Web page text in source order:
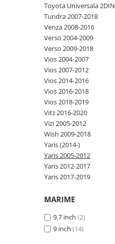
Toyota Universala 2DIN
Tundra 2007-2018
Venza 2008-2016
Verso 2004-2009
Verso 2009-2018
Vios 2004-2007
Vios 2007-2012
Vios 2014-2016
Vios 2016-2018
Vios 2018-2019
Vitz 2016-2020
Vizi 2005-2012
Wish 2009-2018
Yaris (2014-)
Yaris 2005-2012
Yaris 2012-2017
Yaris 2017-2019
MARIME
9.7 inch (2)
9 inch (14)